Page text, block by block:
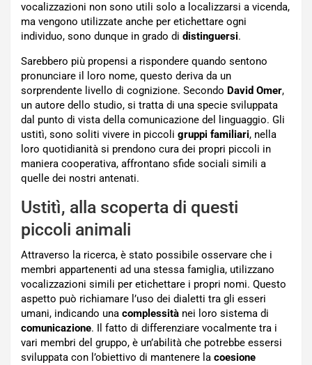
vocalizzazioni non sono utili solo a localizzarsi a vicenda,
ma vengono utilizzate anche per etichettare ogni
individuo, sono dunque in grado di distinguersi.
Sarebbero più propensi a rispondere quando sentono
pronunciare il loro nome, questo deriva da un
sorprendente livello di cognizione. Secondo David Omer,
un autore dello studio, si tratta di una specie sviluppata
dal punto di vista della comunicazione del linguaggio. Gli
ustitì, sono soliti vivere in piccoli gruppi familiari, nella
loro quotidianità si prendono cura dei propri piccoli in
maniera cooperativa, affrontano sfide sociali simili a
quelle dei nostri antenati.
Ustitì, alla scoperta di questi
piccoli animali
Attraverso la ricerca, è stato possibile osservare che i
membri appartenenti ad una stessa famiglia, utilizzano
vocalizzazioni simili per etichettare i propri nomi. Questo
aspetto può richiamare l’uso dei dialetti tra gli esseri
umani, indicando una complessità nei loro sistema di
comunicazione. Il fatto di differenziare vocalmente tra i
vari membri del gruppo, è un’abilità che potrebbe essersi
sviluppata con l’obiettivo di mantenere la coesione